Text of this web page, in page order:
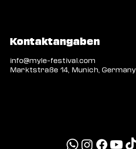
Kontaktangaben
info@myle-festival.com
Marktstraße 14, Munich, Germany